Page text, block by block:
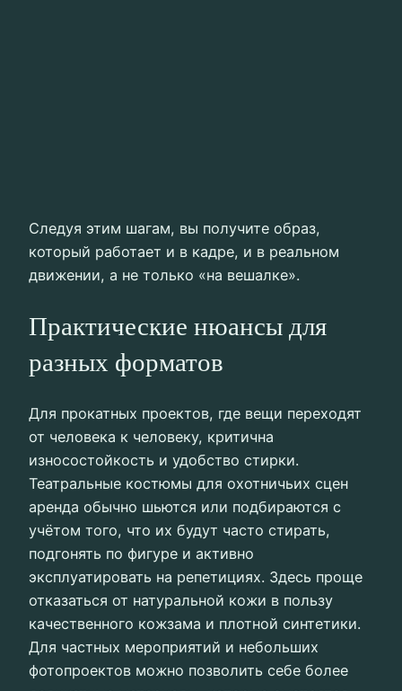
Следуя этим шагам, вы получите образ,
который работает и в кадре, и в реальном
движении, а не только «на вешалке».
Практические нюансы для
разных форматов
Для прокатных проектов, где вещи переходят
от человека к человеку, критична
износостойкость и удобство стирки.
Театральные костюмы для охотничьих сцен
аренда обычно шьются или подбираются с
учётом того, что их будут часто стирать,
подгонять по фигуре и активно
эксплуатировать на репетициях. Здесь проще
отказаться от натуральной кожи в пользу
качественного кожзама и плотной синтетики.
Для частных мероприятий и небольших
фотопроектов можно позволить себе более